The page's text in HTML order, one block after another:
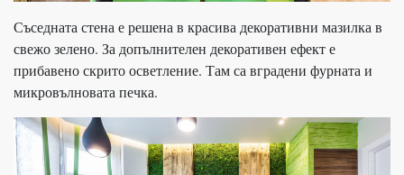
Съседната стена е решена в красива декоративни мазилка в
свежо зелено. За допълнителен декоративен ефект е
прибавено скрито осветление. Там са вградени фурната и
микровълновата печка.